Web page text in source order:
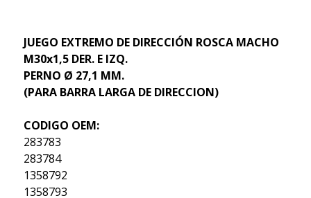
JUEGO EXTREMO DE DIRECCIÓN ROSCA MACHO
M30x1,5 DER. E IZQ.
PERNO Ø 27,1 MM.
(PARA BARRA LARGA DE DIRECCION)
CODIGO OEM:
283783
283784
1358792
1358793